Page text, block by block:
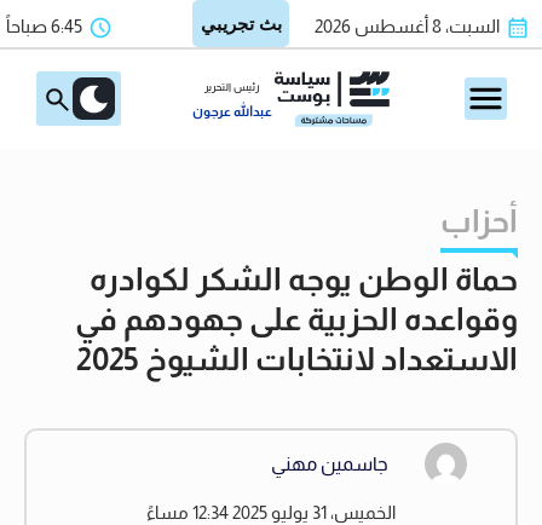
السبت، 8 أغسطس 2026 6:45 صباحاً
رئيس التحرير
عبدالله عرجون
أحزاب
حماة الوطن يوجه الشكر لكوادره
وقواعده الحزبية على جهودهم في
الاستعداد لانتخابات الشيوخ 2025
جاسمين مهني
الخميس، 31 يوليو 2025 12:34 مساءً